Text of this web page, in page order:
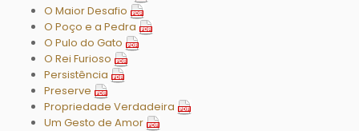
O Maior Desafio
O Poço e a Pedra
O Pulo do Gato
O Rei Furioso
Persistência
Preserve
Propriedade Verdadeira
Um Gesto de Amor